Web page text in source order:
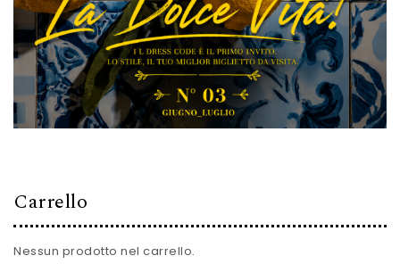
Carrello
Nessun prodotto nel carrello.